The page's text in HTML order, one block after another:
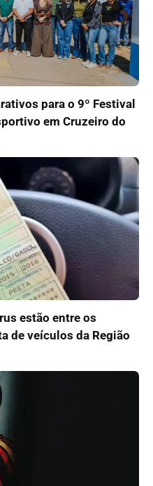
para o 9º Festival
em Cruzeiro do
estão entre os
de veículos da Região